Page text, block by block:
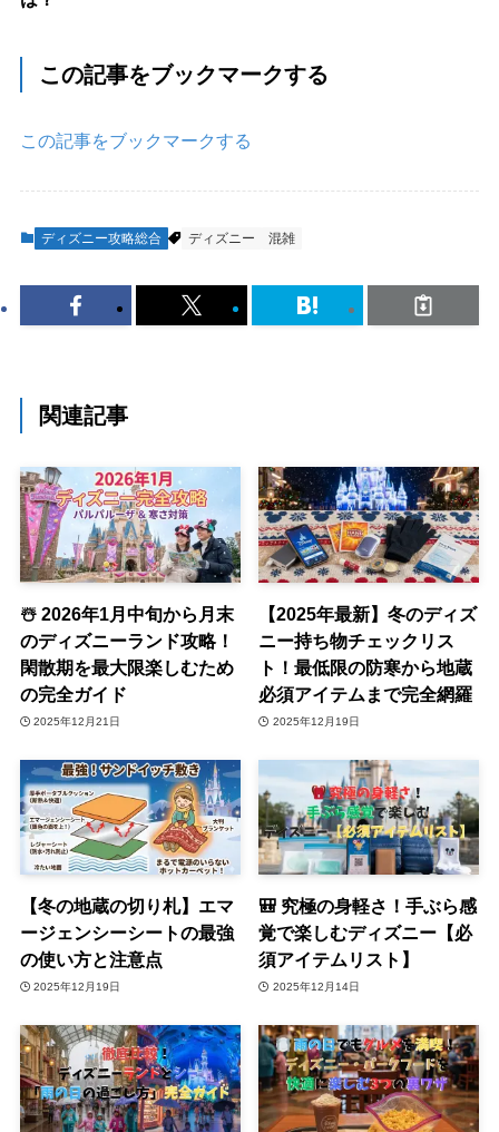
この記事をブックマークする
この記事をブックマークする
ディズニー攻略総合 ディズニー 混雑
関連記事
☃️ 2026年1月中旬から月末
のディズニーランド攻略！
閑散期を最大限楽しむため
の完全ガイド
2025年12月21日
【2025年最新】冬のディズ
ニー持ち物チェックリス
ト！最低限の防寒から地蔵
必須アイテムまで完全網羅
2025年12月19日
【冬の地蔵の切り札】エマ
ージェンシーシートの最強
の使い方と注意点
2025年12月19日
🎒 究極の身軽さ！手ぶら感
覚で楽しむディズニー【必
須アイテムリスト】
2025年12月14日